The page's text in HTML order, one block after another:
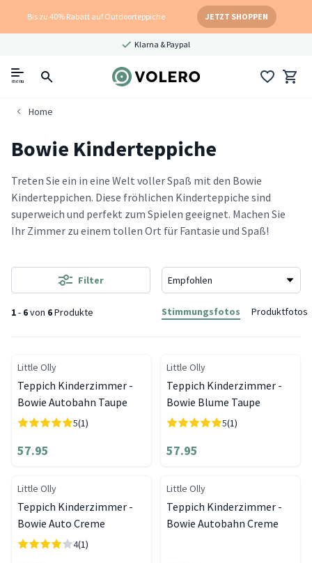
Bis zu 40% Rabatt auf Outdoorteppiche JETZT SHOPPEN
Klarna & Paypal
menu
Home
Bowie Kinderteppiche
Treten Sie ein in eine Welt voller Spaß mit den Bowie
Kinderteppichen. Diese fröhlichen Kinderteppiche sind
superweich und perfekt zum Spielen geeignet. Machen Sie
Ihr Zimmer zu einem tollen Ort für Fantasie und Spaß!
1- 6von 6Produkte
Filter
Stimmungsfotos Produktfotos
Little Olly
Teppich Kinderzimmer -
Bowie Autobahn Taupe
5(1)
57.95
Little Olly
Teppich Kinderzimmer -
Bowie Blume Taupe
5(1)
57.95
Little Olly
Teppich Kinderzimmer -
Bowie Auto Creme
4(1)
Little Olly
Teppich Kinderzimmer -
Bowie Autobahn Creme